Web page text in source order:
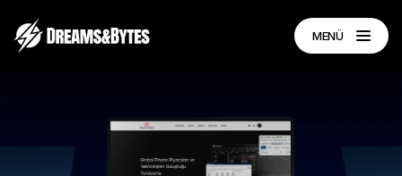
MENÜ